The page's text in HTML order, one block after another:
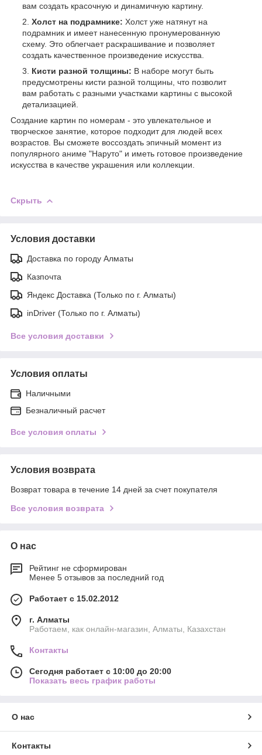
вам создать красочную и динамичную картину.
Холст на подрамнике: Холст уже натянут на
подрамник и имеет нанесенную пронумерованную
схему. Это облегчает раскрашивание и позволяет
создать качественное произведение искусства.
Кисти разной толщины: В наборе могут быть
предусмотрены кисти разной толщины, что позволит
вам работать с разными участками картины с высокой
детализацией.
Создание картин по номерам - это увлекательное и
творческое занятие, которое подходит для людей всех
возрастов. Вы сможете воссоздать эпичный момент из
популярного аниме "Наруто" и иметь готовое произведение
искусства в качестве украшения или коллекции.
Скрыть
Условия доставки
Доставка по городу Алматы
Казпочта
Яндекс Доставка (Только по г. Алматы)
inDriver (Только по г. Алматы)
Все условия доставки
Условия оплаты
Наличными
Безналичный расчет
Все условия оплаты
Условия возврата
Возврат товара в течение 14 дней за счет покупателя
Все условия возврата
О нас
Рейтинг не сформирован
Менее 5 отзывов за последний год
Работает с 15.02.2012
г. Алматы
Работаем, как онлайн-магазин, Алматы, Казахстан
Контакты
Сегодня работает с 10:00 до 20:00
Показать весь график работы
О нас
Контакты